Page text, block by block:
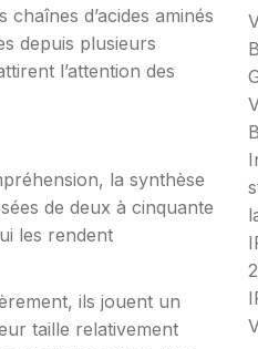
d’acides aminés
depuis plusieurs
l’attention des
la synthèse
de deux à cinquante
les rendent
ils jouent un
taille relativement